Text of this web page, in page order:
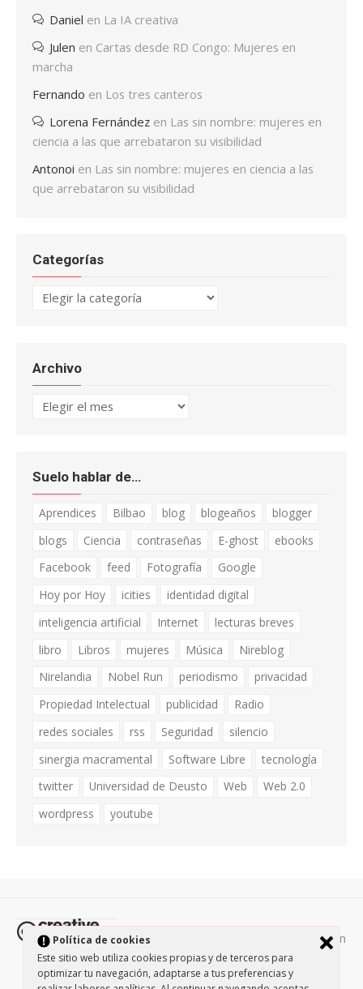
Política de cookies
Este sitio web utiliza cookies propias y de terceros para
optimizar tu navegación, adaptarse a tus preferencias y
Daniel en La IA creativa
Julen en Cartas desde RD Congo: Mujeres en
marcha
Fernando en Los tres canteros
Lorena Fernández en Las sin nombre: mujeres en
ciencia a las que arrebataron su visibilidad
Antonoi en Las sin nombre: mujeres en ciencia a las
que arrebataron su visibilidad
Categorías
Categorías
Archivo
Archivo
Suelo hablar de…
Aprendices Bilbao blog blogeaños
blogger
blogs
Ciencia contraseñas E-ghost
ebooks
Facebook
feed Fotografía
Google
Hoy por Hoy
icities
identidad digital
inteligencia artificial
Internet
lecturas breves
libro
Libros mujeres Música
Nireblog
Nirelandia
Nobel Run periodismo
privacidad
Propiedad Intelectual
publicidad
Radio
redes sociales
rss Seguridad
silencio
sinergia macramental
Software Libre
tecnología
twitter
Universidad de Deusto Web
Web 2.0
wordpress
youtube
Todos los contenidos de esta página están
protegidos por la licencia Creative Commons Attribution-
NonCommercial-ShareAlike 3.0. / Política de privacidad